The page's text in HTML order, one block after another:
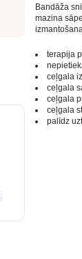
Bandāža
mazina
terapija
ceļgala
ceļgala
ceļgala
ceļgala
palīdz